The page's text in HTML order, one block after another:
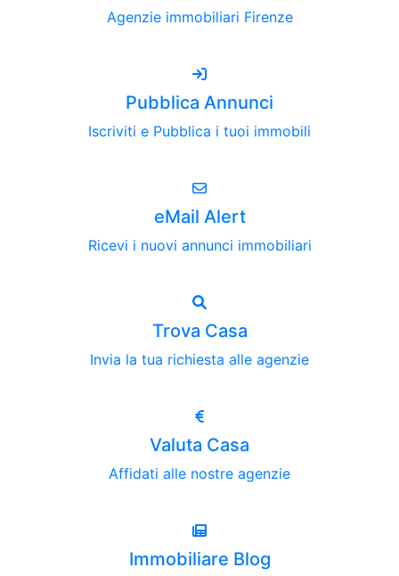
Agenzie immobiliari Firenze
Pubblica Annunci
Iscriviti e Pubblica i tuoi immobili
eMail Alert
Ricevi i nuovi annunci immobiliari
Trova Casa
Invia la tua richiesta alle agenzie
Valuta Casa
Affidati alle nostre agenzie
Immobiliare Blog